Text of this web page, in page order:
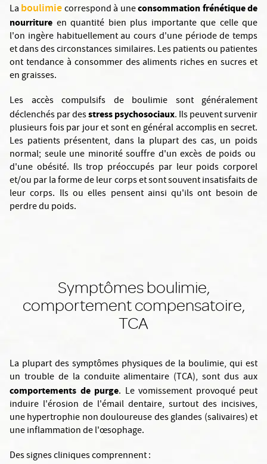
La boulimiecorrespond à uneconsommation frénétique de
nourriture en quantité bien plus importante que celle que
l'on ingère habituellement au cours d'une période de temps
et dans des circonstances similaires. Les patients ou patientes
ont tendance à consommer des aliments riches en sucres et
en graisses.
Les accès compulsifs de boulimie sont généralement
déclenchés par desstress psychosociaux. Ils peuvent survenir
plusieurs fois par jour et sont en général accomplis en secret.
Les patients présentent, dans la plupart des cas, un poids
normal; seule une minorité souffre d'un excès de poids ou
d'une obésité. Ils trop préoccupés par leur poids corporel
et/ou par la forme de leur corps et sont souvent insatisfaits de
leur corps. Ils ou elles pensent ainsi qu'ils ont besoin de
perdre du poids.
Symptômes boulimie,
comportement compensatoire,
TCA
La plupart des symptômes physiques de la boulimie, qui est
un trouble de la conduite alimentaire (TCA), sont dus aux
comportements de purge. Le vomissement provoqué peut
induire l'érosion de l'émail dentaire, surtout des incisives,
une hypertrophie non douloureuse des glandes (salivaires) et
une inflammation de l'œsophage.
Des signes cliniques comprennent :